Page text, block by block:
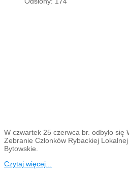
W czwartek 25 czerwca br. odbyło się
Zebranie Członków Rybackiej
Bytowskie.
Czytaj więcej...